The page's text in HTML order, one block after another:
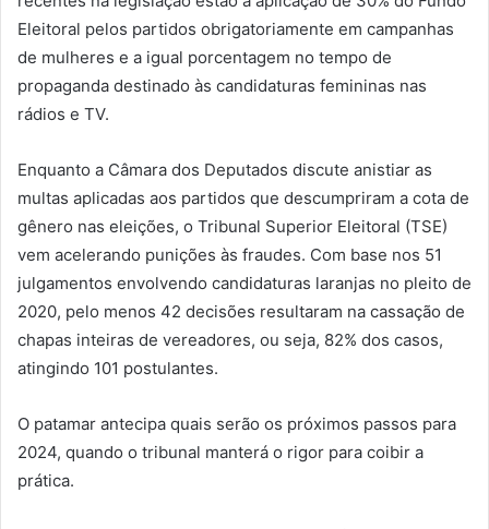
Eleitoral pelos partidos obrigatoriamente em campanhas
de mulheres e a igual porcentagem no tempo de
propaganda destinado às candidaturas femininas nas
rádios e TV.
Enquanto a Câmara dos Deputados discute anistiar as
multas aplicadas aos partidos que descumpriram a cota de
gênero nas eleições, o Tribunal Superior Eleitoral (TSE)
vem acelerando punições às fraudes. Com base nos 51
julgamentos envolvendo candidaturas laranjas no pleito de
2020, pelo menos 42 decisões resultaram na cassação de
chapas inteiras de vereadores, ou seja, 82% dos casos,
atingindo 101 postulantes.
O patamar antecipa quais serão os próximos passos para
2024, quando o tribunal manterá o rigor para coibir a
prática.